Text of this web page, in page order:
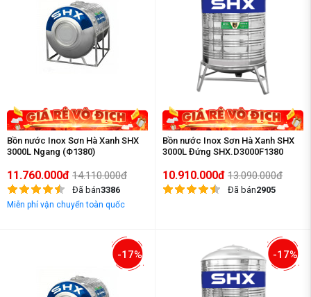
Bồn nước Inox Sơn Hà Xanh SHX
3000L Ngang (Φ1380)
11.760.000đ 14.110.000đ
Đã bán3386
Miễn phí vận chuyển toàn quốc
Bồn nước Inox Sơn Hà Xanh SHX
3000L Đứng SHX.D3000F1380
10.910.000đ 13.090.000đ
Đã bán2905
-17% -17%